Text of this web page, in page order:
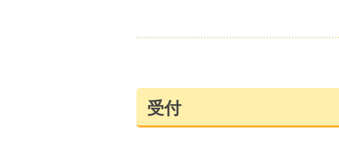
受付